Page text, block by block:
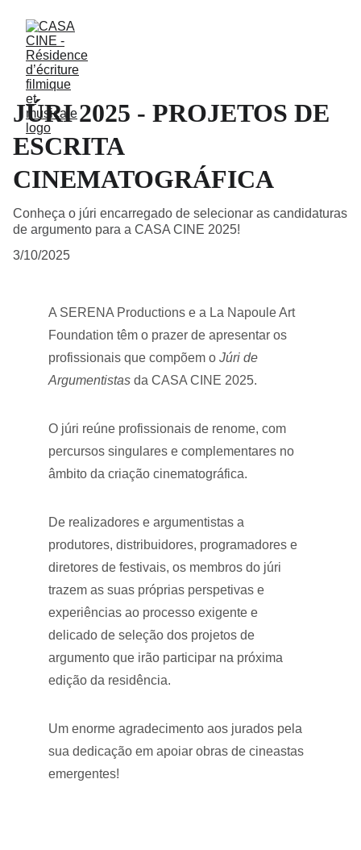
JÚRI 2025 - PROJETOS DE
ESCRITA
CINEMATOGRÁFICA
Conheça o júri encarregado de selecionar as candidaturas
de argumento para a CASA CINE 2025!
3/10/2025
A SERENA Productions e a La Napoule Art
Foundation têm o prazer de apresentar os
profissionais que compõem o Júri de
Argumentistas da CASA CINE 2025.
O júri reúne profissionais de renome, com
percursos singulares e complementares no
âmbito da criação cinematográfica.
De realizadores e argumentistas a
produtores, distribuidores, programadores e
diretores de festivais, os membros do júri
trazem as suas próprias perspetivas e
experiências ao processo exigente e
delicado de seleção dos projetos de
argumento que irão participar na próxima
edição da residência.
Um enorme agradecimento aos jurados pela
sua dedicação em apoiar obras de cineastas
emergentes!